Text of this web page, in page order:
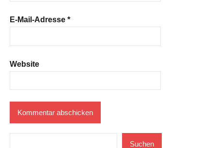
E-Mail-Adresse *
Website
Suchen